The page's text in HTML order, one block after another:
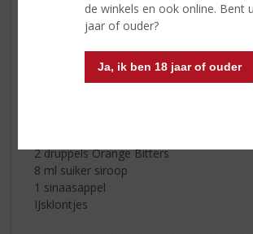
de winkels en ook online. Bent
jaar of ouder?
Ja, ik ben 18 jaar of ouder
basis van citrus. Maak kennis met de
Barrel en probeer eens onze favoriete
Black Barrel en begin met
kan ook puur of met ijs gedronken
2 druppels Orange Bitters
8 ml suiker siroop
1 sinaasappel
IJsklontjes